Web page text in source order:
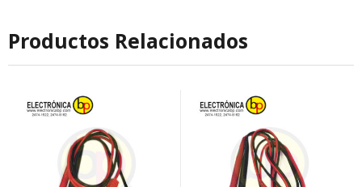
Productos Relacionados